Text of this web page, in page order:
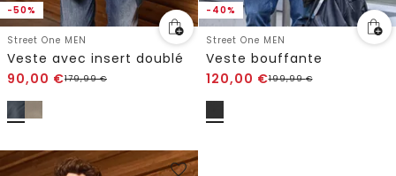
-50%
Street One MEN
Veste avec insert doublé
90,00 €179,99€
-40%
Street One MEN
Veste bouffante
120,00 €199,99€